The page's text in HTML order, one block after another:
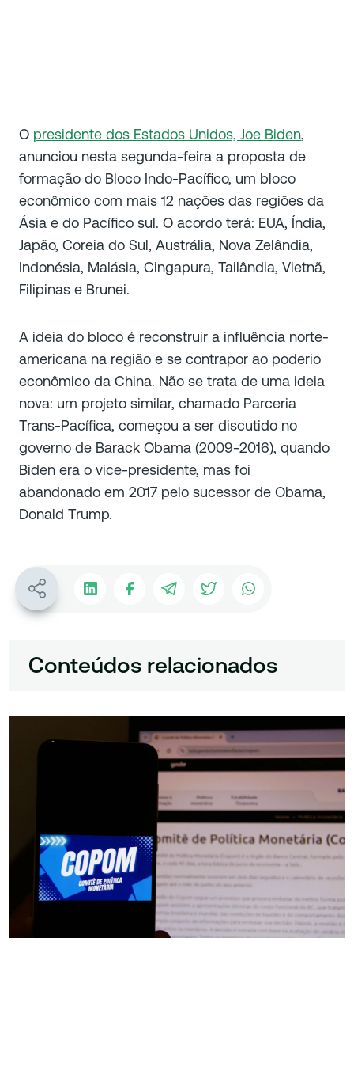
O presidente dos Estados Unidos, Joe Biden,
anunciou nesta segunda-feira a proposta de
formação do Bloco Indo-Pacífico, um bloco
econômico com mais 12 nações das regiões da
Ásia e do Pacífico sul. O acordo terá: EUA, Índia,
Japão, Coreia do Sul, Austrália, Nova Zelândia,
Indonésia, Malásia, Cingapura, Tailândia, Vietnã,
Filipinas e Brunei.
A ideia do bloco é reconstruir a influência norte-
americana na região e se contrapor ao poderio
econômico da China. Não se trata de uma ideia
nova: um projeto similar, chamado Parceria
Trans-Pacífica, começou a ser discutido no
governo de Barack Obama (2009-2016), quando
Biden era o vice-presidente, mas foi
abandonado em 2017 pelo sucessor de Obama,
Donald Trump.
Conteúdos relacionados